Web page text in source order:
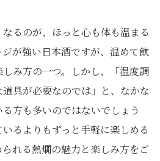
るのが、ほっと心も体も温まる
が強い日本酒ですが、温めて飲
み方の一つ。しかし、「温度調
具が必要なのでは」と、なかな
方も多いのではないでしょう
るよりもずっと手軽に楽しめる
れる熱燗の魅力と楽しみ方をご